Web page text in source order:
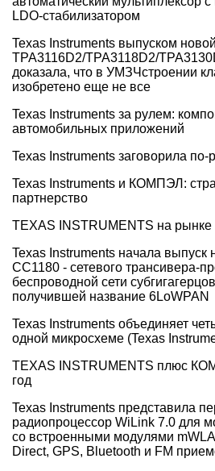
LDO-стабилизатором
Texas Instruments выпуском
TPA3116D2/TPA3118D2/
доказала, что в УМЗЧстроении
изобретено еще не все
Texas Instruments за рулем:
автомобильных приложений
Texas Instruments заговорила по-
Texas Instruments и КОМПЭЛ:
партнерство
TEXAS INSTRUMENTS на рынке
Texas Instruments начала
CC1180 - сетевого трансивера-
беспроводной сети
получившей название 6LoWPAN
Texas Instruments объединяет
одной микросхеме (Texas
TEXAS INSTRUMENTS плюс
год
Texas Instruments представила
радиопроцессор WiLink 7.0 для
со встроенными модулями
Direct, GPS, Bluetooth и FM